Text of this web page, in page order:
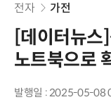
전자 가전
[데이터뉴스
노트북으로
발행일 : 2025-05-08